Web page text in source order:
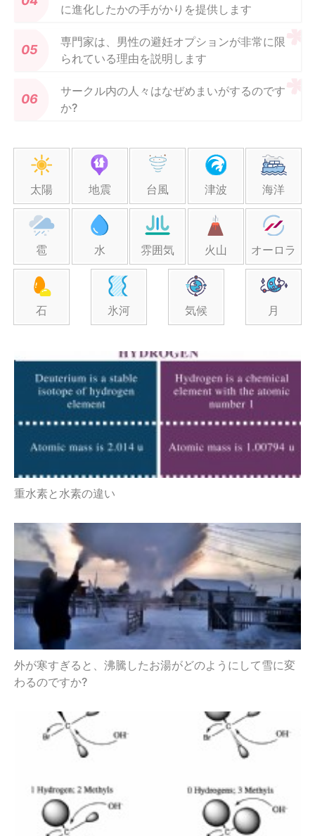
に進化したかの手がかりを提供します
専門家は、男性の避妊オプションが非常に限
られている理由を説明します
サークル内の人々はなぜめまいがするのです
か?
太陽 地震 台風 津波 海洋
雹 水 雰囲気 火山 オーロラ
石 氷河 気候 月
重水素と水素の違い
外が寒すぎると、沸騰したお湯がどのようにして雪に変
わるのですか?